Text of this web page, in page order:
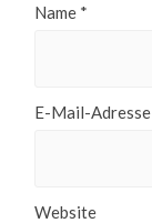
Name *
E-Mail-Adresse
Website